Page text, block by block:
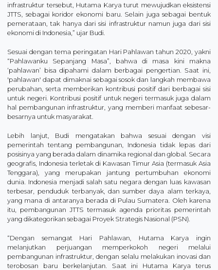
infrastruktur tersebut, Hutama Karya turut mewujudkan eksistensi
JTTS, sebagai koridor ekonomi baru. Selain juga sebagai bentuk
pemerataan, tak hanya dari sisi infrastruktur namun juga dari sisi
ekonomi di Indonesia,” ujar Budi.
Sesuai dengan tema peringatan Hari Pahlawan tahun 2020, yakni
“Pahlawanku Sepanjang Masa”, bahwa di masa kini makna
‘pahlawan’ bisa dipahami dalam berbagai pengertian. Saat ini,
'pahlawan' dapat dimaknai sebagai sosok dan langkah membawa
perubahan, serta memberikan kontribusi positif dari berbagai sisi
untuk negeri. Kontribusi positif untuk negeri termasuk juga dalam
hal pembangunan infrastruktur, yang memberi manfaat sebesar-
besarnya untuk masyarakat.
Lebih lanjut, Budi mengatakan bahwa sesuai dengan visi
pemerintah tentang pembangunan, Indonesia tidak lepas dari
posisinya yang berada dalam dinamika regional dan global. Secara
geografis, Indonesia terletak di Kawasan Timur Asia (termasuk Asia
Tenggara), yang merupakan jantung pertumbuhan ekonomi
dunia. Indonesia menjadi salah satu negara dengan luas kawasan
terbesar, penduduk terbanyak, dan sumber daya alam terkaya,
yang mana di antaranya berada di Pulau Sumatera. Oleh karena
itu, pembangunan JTTS termasuk agenda prioritas pemerintah
yang dikategorikan sebagai Proyek Strategis Nasional (PSN).
“Dengan semangat Hari Pahlawan, Hutama Karya ingin
melanjutkan perjuangan memperkokoh negeri melalui
pembangunan infrastruktur, dengan selalu melakukan inovasi dan
terobosan baru berkelanjutan. Saat ini Hutama Karya terus